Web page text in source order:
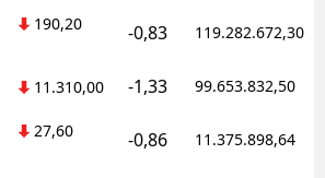
190,20 -0,83 119.282.672,30
11.310,00 -1,33 99.653.832,50
27,60 -0,86 11.375.898,64